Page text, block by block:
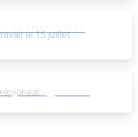
de travail le 15
régionaux